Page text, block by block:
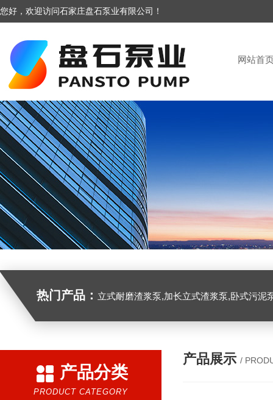
您好，欢迎访问石家庄盘石泵业有限公司！
网站首
热门产品： 立式耐磨渣浆泵,加长立式渣浆泵,卧式污泥
产品分类
PRODUCT CATEGORY
产品展示 /